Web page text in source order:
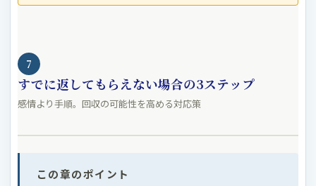
7
すでに返してもらえない場合の3ステップ
感情より手順。回収の可能性を高める対応策
この章のポイント